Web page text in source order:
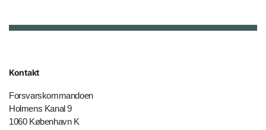
Kontakt
Forsvarskommandoen
Holmens Kanal 9
1060 København K